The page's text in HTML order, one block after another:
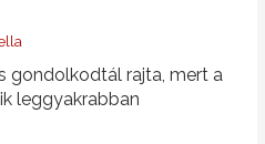
gondolkodtál rajta, mert a
leggyakrabban